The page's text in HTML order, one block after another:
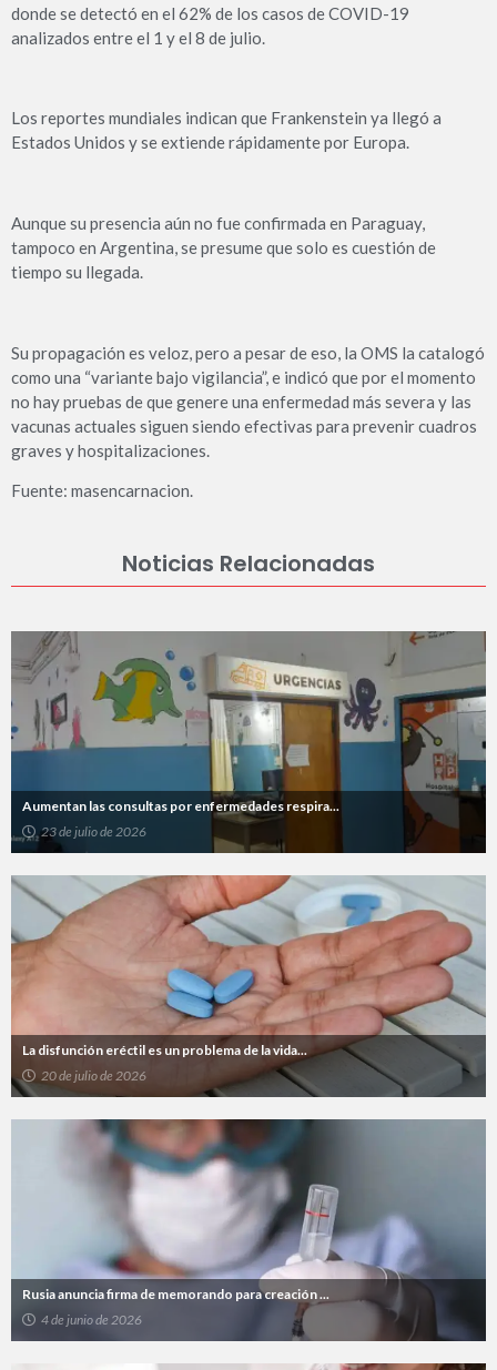
donde se detectó en el 62% de los casos de COVID-19
analizados entre el 1 y el 8 de julio.
Los reportes mundiales indican que Frankenstein ya llegó a
Estados Unidos y se extiende rápidamente por Europa.
Aunque su presencia aún no fue confirmada en Paraguay,
tampoco en Argentina, se presume que solo es cuestión de
tiempo su llegada.
Su propagación es veloz, pero a pesar de eso, la OMS la catalogó
como una “variante bajo vigilancia”, e indicó que por el momento
no hay pruebas de que genere una enfermedad más severa y las
vacunas actuales siguen siendo efectivas para prevenir cuadros
graves y hospitalizaciones.
Fuente: masencarnacion.
Noticias Relacionadas
Aumentan las consultas por enfermedades respira...
23 de julio de 2026
La disfunción eréctil es un problema de la vida...
20 de julio de 2026
Rusia anuncia firma de memorando para creación ...
4 de junio de 2026